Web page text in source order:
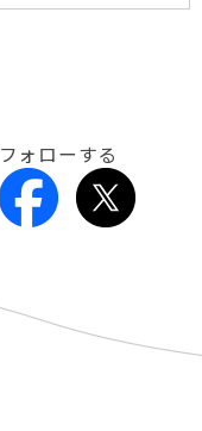
フォローする